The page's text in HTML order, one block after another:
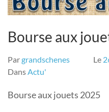
Bourse aux
Pargrandschenes Le
DansActu'
Bourse aux jouets 2025